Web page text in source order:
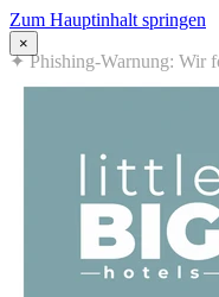
Zum Hauptinhalt springen
✦Summer in the City: 10%
×